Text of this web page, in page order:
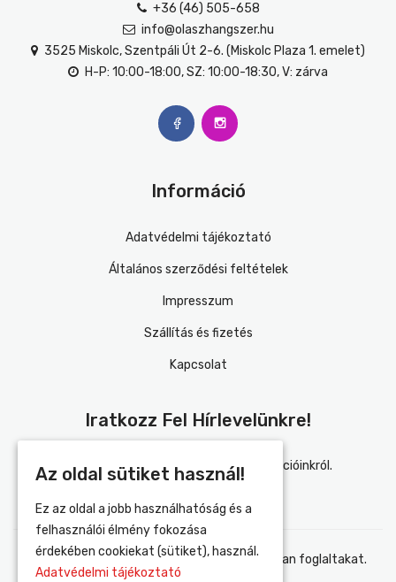
+36 (46) 505-658
info@olaszhangszer.hu
3525 Miskolc, Szentpáli Út 2-6. (Miskolc Plaza 1. emelet)
H-P: 10:00-18:00, SZ: 10:00-18:30, V: zárva
Információ
Adatvédelmi tájékoztató
Általános szerződési feltételek
Impresszum
Szállítás és fizetés
Kapcsolat
Iratkozz Fel Hírlevelünkre!
Értesülj elsőként újdonságainkról és akcióinkról.
Elfogadom az adatvédelmi tájékoztatóban foglaltakat.
Az oldal sütiket használ!
Ez az oldal a jobb használhatóság és a
felhasználói élmény fokozása
érdekében cookiekat (sütiket), használ.
Adatvédelmi tájékoztató